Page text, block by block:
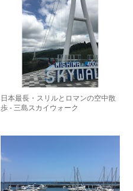
日本最長・スリルとロマンの空中散
歩 - 三島スカイウォーク